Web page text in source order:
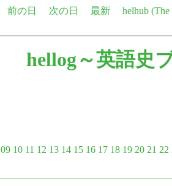
前の日 次の日 最新
helhub
hellog～英語史
09 10 11 12 13 14 15 16 17 18 19 20 21 22